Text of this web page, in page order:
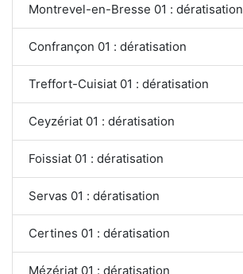
Montrevel-en-Bresse 01 : dératisation
Confrançon 01 : dératisation
Treffort-Cuisiat 01 : dératisation
Ceyzériat 01 : dératisation
Foissiat 01 : dératisation
Servas 01 : dératisation
Certines 01 : dératisation
Mézériat 01 : dératisation